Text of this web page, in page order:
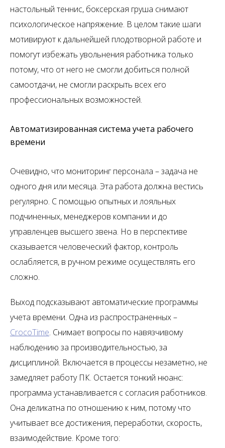
настольный теннис, боксерская груша снимают
психологическое напряжение. В целом такие шаги
мотивируют к дальнейшей плодотворной работе и
помогут избежать увольнения работника только
потому, что от него не смогли добиться полной
самоотдачи, не смогли раскрыть всех его
профессиональных возможностей.
Автоматизированная система учета рабочего
времени
Очевидно, что мониторинг персонала – задача не
одного дня или месяца. Эта работа должна вестись
регулярно. С помощью опытных и лояльных
подчиненных, менеджеров компании и до
управленцев высшего звена. Но в перспективе
сказывается человеческий фактор, контроль
ослабляется, в ручном режиме осуществлять его
сложно.
Выход подсказывают автоматические программы
учета времени. Одна из распространенных –
CrocoTime. Снимает вопросы по навязчивому
наблюдению за производительностью, за
дисциплиной. Включается в процессы незаметно, не
замедляет работу ПК. Остается тонкий нюанс:
программа устанавливается с согласия работников.
Она деликатна по отношению к ним, потому что
учитывает все достижения, переработки, скорость,
взаимодействие. Кроме того: